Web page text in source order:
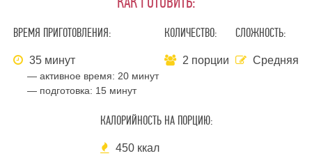
ВРЕМЯ ПРИГОТОВЛЕНИЯ:
35 минут
— активное время: 20 минут
— подготовка: 15 минут
КОЛИЧЕСТВО:
2 порции
СЛОЖНОСТЬ:
Средняя
КАЛОРИЙНОСТЬ НА ПОРЦИЮ:
450 ккал